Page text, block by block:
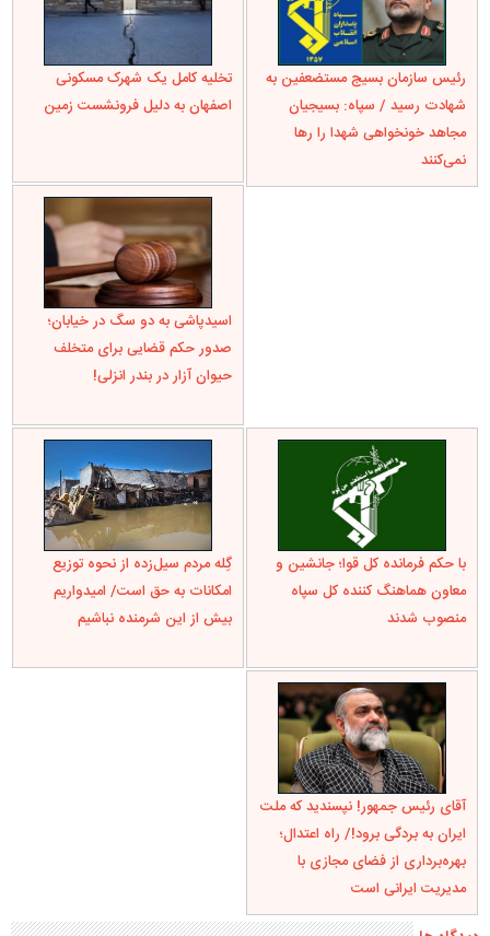
رئیس سازمان بسیج مستضعفین به
شهادت رسید / سپاه: بسیجیان
مجاهد خونخواهی شهدا را رها
نمی‌کنند
تخلیه کامل یک شهرک مسکونی
اصفهان به دلیل فرونشست زمین
اسیدپاشی به دو سگ در خیابان؛
صدور حکم قضایی برای متخلف
حیوان آزار در بندر انزلی!
با حکم فرمانده کل قوا؛ جانشین و
معاون هماهنگ کننده کل سپاه
منصوب شدند
گِله مردم سیل‌زده از نحوه توزیع
امکانات به حق است/ امیدواریم
بیش از این شرمنده نباشیم
آقای رئیس جمهور! نپسندید که ملت
ایران به بردگی برود!/ راه اعتدال؛
بهره‌برداری از فضای مجازی با
مدیریت ایرانی است